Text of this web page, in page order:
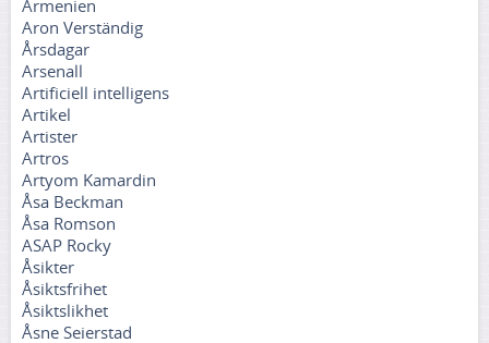
Armenien
Aron Verständig
Årsdagar
Arsenall
Artificiell intelligens
Artikel
Artister
Artros
Artyom Kamardin
Åsa Beckman
Åsa Romson
ASAP Rocky
Åsikter
Åsiktsfrihet
Åsiktslikhet
Åsne Seierstad